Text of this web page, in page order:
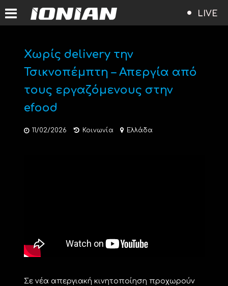
LIVE
Χωρίς delivery την
Τσικνοπέμπτη – Απεργία από
τους εργαζόμενους στην
efood
11/02/2026 Κοινωνία Ελλάδα
Σε νέα απεργιακή κινητοποίηση προχωρούν